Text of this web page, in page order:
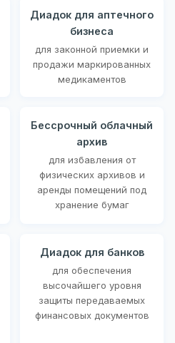
Диадок для аптечного
бизнеса
для законной приемки и
продажи маркированных
медикаментов
Бессрочный облачный
архив
для избавления от
физических архивов и
аренды помещений под
хранение бумаг
Диадок для банков
для обеспечения
высочайшего уровня
защиты передаваемых
финансовых документов